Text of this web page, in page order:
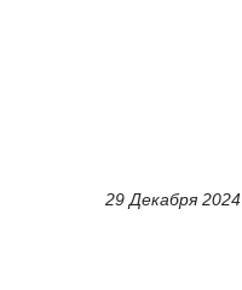
29 Декабря 2024